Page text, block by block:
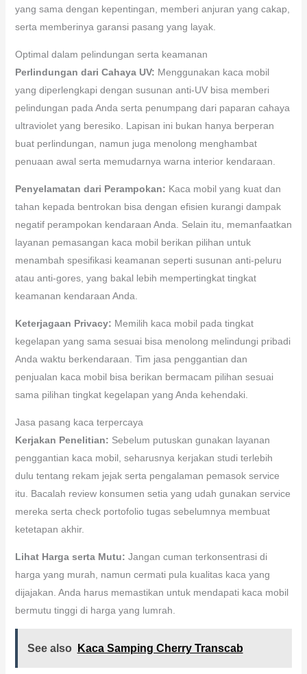
yang sama dengan kepentingan, memberi anjuran yang cakap,
serta memberinya garansi pasang yang layak.
Optimal dalam pelindungan serta keamanan
Perlindungan dari Cahaya UV: Menggunakan kaca mobil
yang diperlengkapi dengan susunan anti-UV bisa memberi
pelindungan pada Anda serta penumpang dari paparan cahaya
ultraviolet yang beresiko. Lapisan ini bukan hanya berperan
buat perlindungan, namun juga menolong menghambat
penuaan awal serta memudarnya warna interior kendaraan.
Penyelamatan dari Perampokan: Kaca mobil yang kuat dan
tahan kepada bentrokan bisa dengan efisien kurangi dampak
negatif perampokan kendaraan Anda. Selain itu, memanfaatkan
layanan pemasangan kaca mobil berikan pilihan untuk
menambah spesifikasi keamanan seperti susunan anti-peluru
atau anti-gores, yang bakal lebih mempertingkat tingkat
keamanan kendaraan Anda.
Keterjagaan Privacy: Memilih kaca mobil pada tingkat
kegelapan yang sama sesuai bisa menolong melindungi pribadi
Anda waktu berkendaraan. Tim jasa penggantian dan
penjualan kaca mobil bisa berikan bermacam pilihan sesuai
sama pilihan tingkat kegelapan yang Anda kehendaki.
Jasa pasang kaca terpercaya
Kerjakan Penelitian: Sebelum putuskan gunakan layanan
penggantian kaca mobil, seharusnya kerjakan studi terlebih
dulu tentang rekam jejak serta pengalaman pemasok service
itu. Bacalah review konsumen setia yang udah gunakan service
mereka serta check portofolio tugas sebelumnya membuat
ketetapan akhir.
Lihat Harga serta Mutu: Jangan cuman terkonsentrasi di
harga yang murah, namun cermati pula kualitas kaca yang
dijajakan. Anda harus memastikan untuk mendapati kaca mobil
bermutu tinggi di harga yang lumrah.
See also Kaca Samping Cherry Transcab